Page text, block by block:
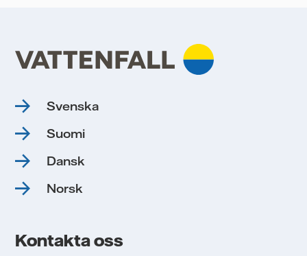
Svenska
Suomi
Dansk
Norsk
Kontakta oss